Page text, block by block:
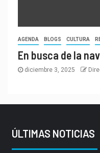
AGENDA BLOGS CULTURA
En busca de la
diciembre 3, 2025
ÚLTIMAS NOTICIAS